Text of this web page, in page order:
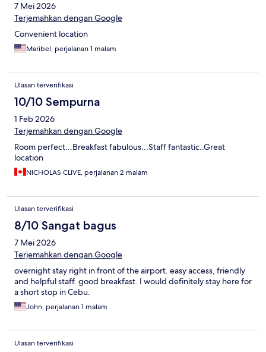
7 Mei 2026
Terjemahkan dengan Google
Convenient location
Maribel, perjalanan 1 malam
Ulasan terverifikasi
10/10 Sempurna
1 Feb 2026
Terjemahkan dengan Google
Room perfect...Breakfast fabulous...Staff fantastic..Great
location
NICHOLAS CLIVE, perjalanan 2 malam
Ulasan terverifikasi
8/10 Sangat bagus
7 Mei 2026
Terjemahkan dengan Google
overnight stay right in front of the airport. easy access, friendly
and helpful staff. good breakfast. I would definitely stay here for
a short stop in Cebu.
John, perjalanan 1 malam
Ulasan terverifikasi